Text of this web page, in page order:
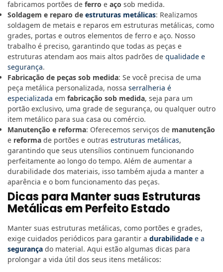
fabricamos portões de ferro e aço sob medida.
Soldagem e reparo de estruturas metálicas: Realizamos
soldagem de metais e reparos em estruturas metálicas, como
grades, portas e outros elementos de ferro e aço. Nosso
trabalho é preciso, garantindo que todas as peças e
estruturas atendam aos mais altos padrões de qualidade e
segurança.
Fabricação de peças sob medida: Se você precisa de uma
peça metálica personalizada, nossa serralheria é
especializada em fabricação sob medida, seja para um
portão exclusivo, uma grade de segurança, ou qualquer outro
item metálico para sua casa ou comércio.
Manutenção e reforma: Oferecemos serviços de manutenção
e reforma de portões e outras estruturas metálicas,
garantindo que seus utensílios continuem funcionando
perfeitamente ao longo do tempo. Além de aumentar a
durabilidade dos materiais, isso também ajuda a manter a
aparência e o bom funcionamento das peças.
Dicas para Manter suas Estruturas
Metálicas em Perfeito Estado
Manter suas estruturas metálicas, como portões e grades,
exige cuidados periódicos para garantir a durabilidade e a
segurança do material. Aqui estão algumas dicas para
prolongar a vida útil dos seus itens metálicos: